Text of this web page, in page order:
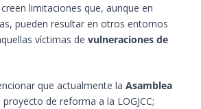
limitaciones que, aunque en
pueden resultar en otros entornos
víctimas de vulneraciones de
que actualmente la Asamblea
de reforma a la LOGJCC;